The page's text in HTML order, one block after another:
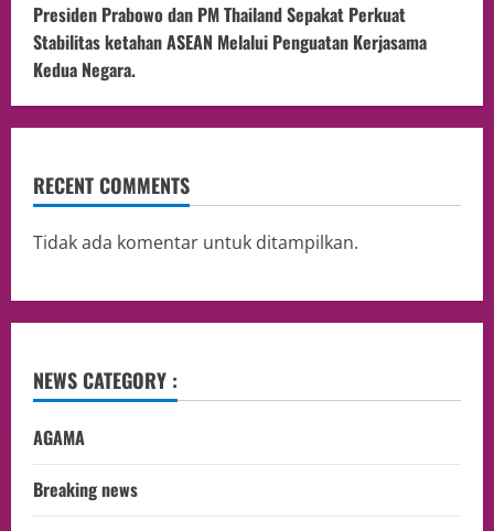
Presiden Prabowo dan PM Thailand Sepakat Perkuat
Stabilitas ketahan ASEAN Melalui Penguatan Kerjasama
Kedua Negara.
RECENT COMMENTS
Tidak ada komentar untuk ditampilkan.
NEWS CATEGORY :
AGAMA
Breaking news